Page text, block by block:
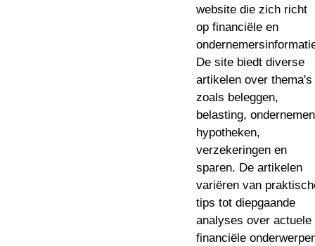
website die zich richt
op financiële en
De site biedt diverse
artikelen over thema's
zoals beleggen,
belasting,
hypotheken,
verzekeringen en
sparen. De artikelen
variëren van
tips tot diepgaande
analyses over actuele
financiële